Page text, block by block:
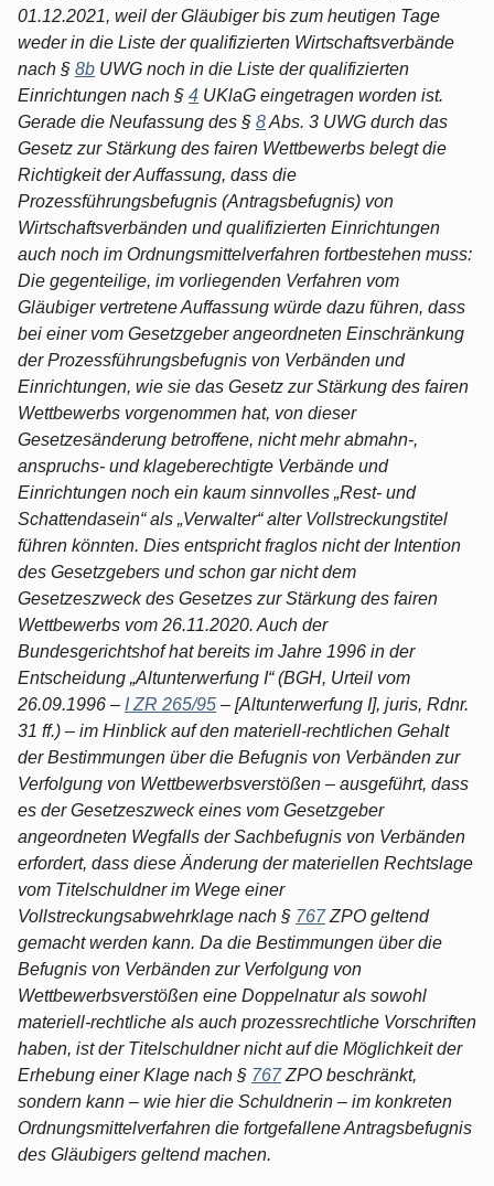
01.12.2021, weil der Gläubiger bis zum heutigen Tage
weder in die Liste der qualifizierten Wirtschaftsverbände
nach § 8b UWG noch in die Liste der qualifizierten
Einrichtungen nach § 4 UKlaG eingetragen worden ist.
Gerade die Neufassung des § 8Abs. 3 UWG durch das
Gesetz zur Stärkung des fairen Wettbewerbs belegt die
Richtigkeit der Auffassung, dass die
Prozessführungsbefugnis (Antragsbefugnis) von
Wirtschaftsverbänden und qualifizierten Einrichtungen
auch noch im Ordnungsmittelverfahren fortbestehen muss:
Die gegenteilige, im vorliegenden Verfahren vom
Gläubiger vertretene Auffassung würde dazu führen, dass
bei einer vom Gesetzgeber angeordneten Einschränkung
der Prozessführungsbefugnis von Verbänden und
Einrichtungen, wie sie das Gesetz zur Stärkung des fairen
Wettbewerbs vorgenommen hat, von dieser
Gesetzesänderung betroffene, nicht mehr abmahn-,
anspruchs- und klageberechtigte Verbände und
Einrichtungen noch ein kaum sinnvolles „Rest- und
Schattendasein“ als „Verwalter“ alter Vollstreckungstitel
führen könnten. Dies entspricht fraglos nicht der Intention
des Gesetzgebers und schon gar nicht dem
Gesetzeszweck des Gesetzes zur Stärkung des fairen
Wettbewerbs vom 26.11.2020. Auch der
Bundesgerichtshof hat bereits im Jahre 1996 in der
Entscheidung „Altunterwerfung I“ (BGH, Urteil vom
26.09.1996 – I ZR 265/95 – [Altunterwerfung I], juris, Rdnr.
31 ff.) – im Hinblick auf den materiell-rechtlichen Gehalt
der Bestimmungen über die Befugnis von Verbänden zur
Verfolgung von Wettbewerbsverstößen – ausgeführt, dass
es der Gesetzeszweck eines vom Gesetzgeber
angeordneten Wegfalls der Sachbefugnis von Verbänden
erfordert, dass diese Änderung der materiellen Rechtslage
vom Titelschuldner im Wege einer
Vollstreckungsabwehrklage nach § 767ZPO geltend
gemacht werden kann. Da die Bestimmungen über die
Befugnis von Verbänden zur Verfolgung von
Wettbewerbsverstößen eine Doppelnatur als sowohl
materiell-rechtliche als auch prozessrechtliche Vorschriften
haben, ist der Titelschuldner nicht auf die Möglichkeit der
Erhebung einer Klage nach § 767ZPO beschränkt,
sondern kann – wie hier die Schuldnerin – im konkreten
Ordnungsmittelverfahren die fortgefallene Antragsbefugnis
des Gläubigers geltend machen.